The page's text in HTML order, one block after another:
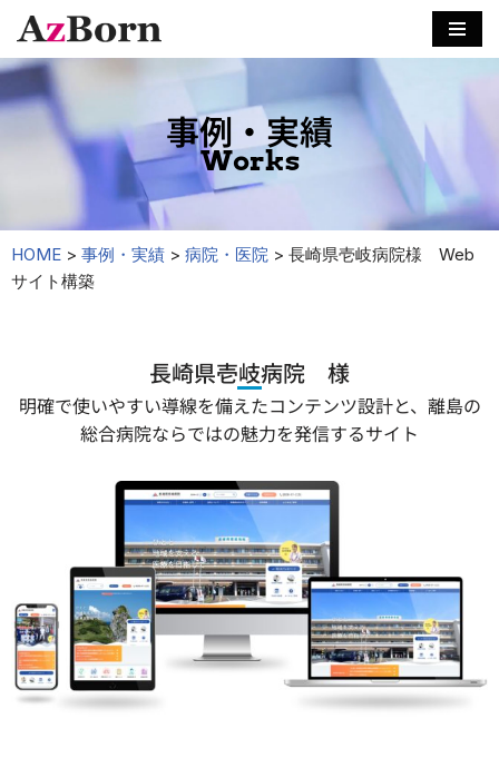
コ
テ
キ
ッ
事例・実績
Works
HOME > 事例・実績 > 病院・医院 > 長崎県壱岐病院様 Web
サイト構築
長崎県壱岐病院 様
明確で使いやすい導線を備えたコンテンツ設計と、離島の
総合病院ならではの魅力を発信するサイト